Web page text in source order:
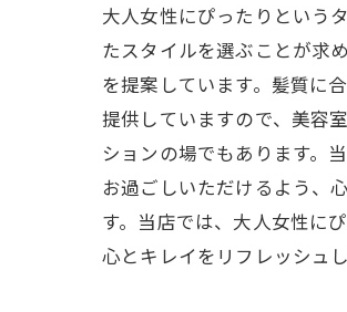
大人女性にぴったりという
たスタイルを選ぶことが求
を提案しています。髪質に
提供していますので、美容
ションの場でもあります。
お過ごしいただけるよう、
す。当店では、大人女性に
心とキレイをリフレッシュ